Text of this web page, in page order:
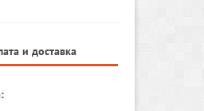
и доставка